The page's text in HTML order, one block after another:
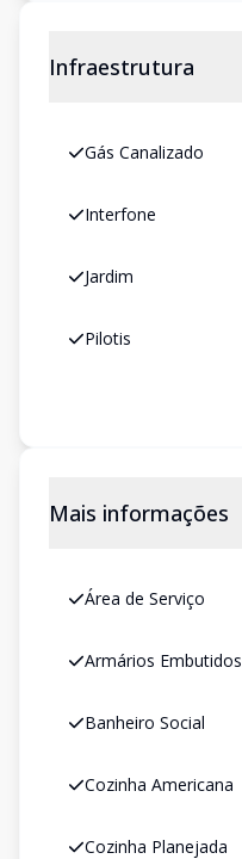
Infraestrutura
Gás Canalizado
Interfone
Jardim
Pilotis
Mais informações
Área de Serviço
Armários Embutidos
Banheiro Social
Cozinha Americana
Cozinha Planejada